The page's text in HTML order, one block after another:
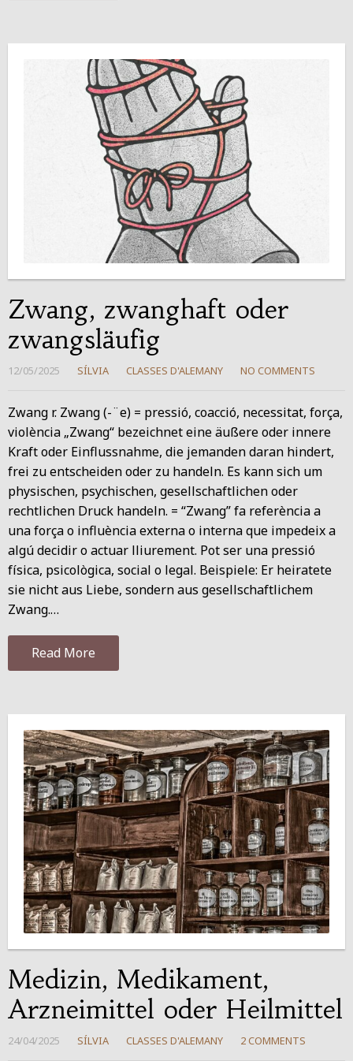
Zwang, zwanghaft oder
zwangsläufig
12/05/2025 SÍLVIA CLASSES D'ALEMANY NO COMMENTS
Zwang r. Zwang (-¨e) = pressió, coacció, necessitat, força,
violència „Zwang“ bezeichnet eine äußere oder innere
Kraft oder Einflussnahme, die jemanden daran hindert,
frei zu entscheiden oder zu handeln. Es kann sich um
physischen, psychischen, gesellschaftlichen oder
rechtlichen Druck handeln. = “Zwang” fa referència a
una força o influència externa o interna que impedeix a
algú decidir o actuar lliurement. Pot ser una pressió
física, psicològica, social o legal. Beispiele: Er heiratete
sie nicht aus Liebe, sondern aus gesellschaftlichem
Zwang.…
Read More
Medizin, Medikament,
Arzneimittel oder Heilmittel
24/04/2025 SÍLVIA CLASSES D'ALEMANY 2 COMMENTS